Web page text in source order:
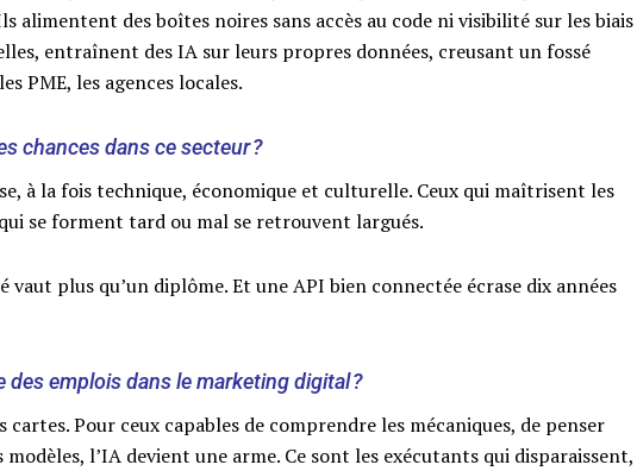
alimentent des boîtes noires sans accès au code ni visibilité sur les biais
entraînent des IA sur leurs propres données, creusant un fossé
PME, les agences locales.
chances dans ce secteur ?
à la fois technique, économique et culturelle. Ceux qui maîtrisent les
se forment tard ou mal se retrouvent largués.
vaut plus qu’un diplôme. Et une API bien connectée écrase dix années
des emplois dans le marketing digital ?
Pour ceux capables de comprendre les mécaniques, de penser
l’IA devient une arme. Ce sont les exécutants qui disparaissent,